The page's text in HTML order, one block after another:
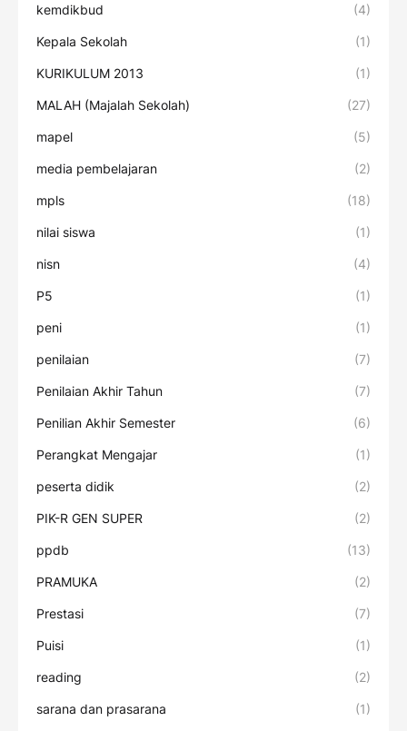
kemdikbud (4)
Kepala Sekolah (1)
KURIKULUM 2013 (1)
MALAH (Majalah Sekolah) (27)
mapel (5)
media pembelajaran (2)
mpls (18)
nilai siswa (1)
nisn (4)
P5 (1)
peni (1)
penilaian (7)
Penilaian Akhir Tahun (7)
Penilian Akhir Semester (6)
Perangkat Mengajar (1)
peserta didik (2)
PIK-R GEN SUPER (2)
ppdb (13)
PRAMUKA (2)
Prestasi (7)
Puisi (1)
reading (2)
sarana dan prasarana (1)